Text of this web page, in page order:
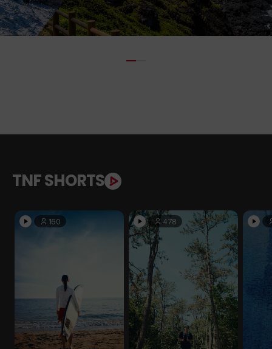
TNF SHORTS
160 478